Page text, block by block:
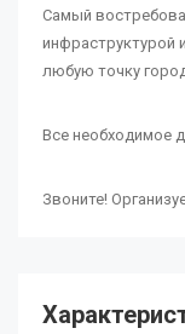
Самый
инфраструктурой
любую точку
Все необходимое
Звоните!